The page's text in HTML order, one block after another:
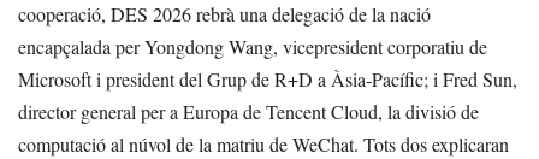
cooperació, DES 2026 rebrà una delegació de la nació
encapçalada per Yongdong Wang, vicepresident corporatiu de
Microsoft i president del Grup de R+D a Àsia-Pacífic; i Fred Sun,
director general per a Europa de Tencent Cloud, la divisió de
computació al núvol de la matriu de WeChat. Tots dos explicaran